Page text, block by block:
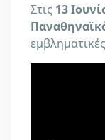
Στις 13